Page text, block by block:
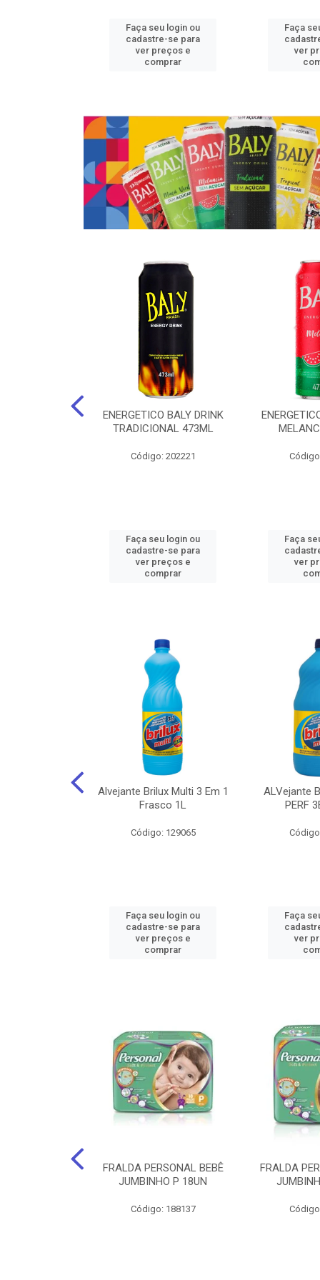
Faça seu login ou
cadastre-se para
ver preços e
comprar
Faça
ver
ENERGETICO BALY DRINK
TRADICIONAL 473ML
Código: 202221
Faça seu login ou
cadastre-se para
ver preços e
comprar
Faça
ver
Alvejante Brilux Multi 3 Em 1
Frasco 1L
Código: 129065
Faça seu login ou
cadastre-se para
ver preços e
comprar
ALVejante
PERF
Faça
ver
FRALDA PERSONAL BEBÊ
JUMBINHO P 18UN
Código: 188137
FRALDA